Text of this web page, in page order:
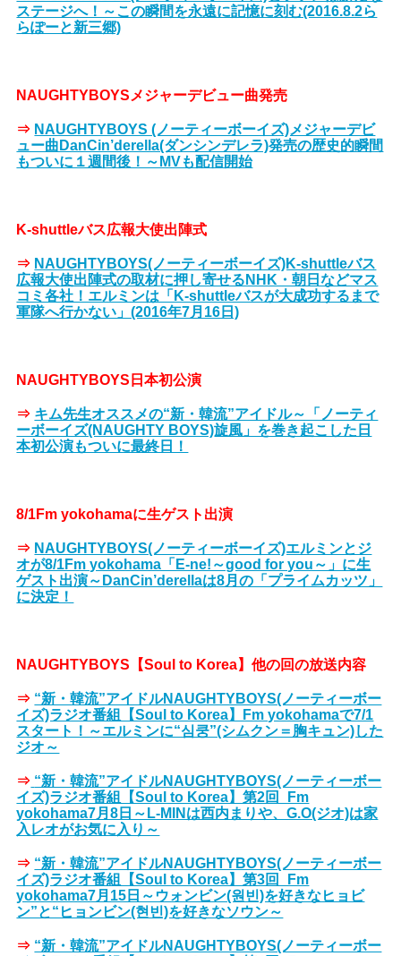
ステージへ！～この瞬間を永遠に記憶に刻む(2016.8.2ら
らぽーと新三郷)
NAUGHTYBOYSメジャーデビュー曲発売
⇒ NAUGHTYBOYS (ノーティーボーイズ)メジャーデビ
ュー曲DanCin’derella(ダンシンデレラ)発売の歴史的瞬間
もついに１週間後！～MVも配信開始
K-shuttleバス広報大使出陣式
⇒ NAUGHTYBOYS(ノーティーボーイズ)K-shuttleバス
広報大使出陣式の取材に押し寄せるNHK・朝日などマス
コミ各社！エルミンは「K-shuttleバスが大成功するまで
軍隊へ行かない」(2016年7月16日)
NAUGHTYBOYS日本初公演
⇒ キム先生オススメの“新・韓流”アイドル～「ノーティ
ーボーイズ(NAUGHTY BOYS)旋風」を巻き起こした日
本初公演もついに最終日！
8/1Fm yokohamaに生ゲスト出演
⇒ NAUGHTYBOYS(ノーティーボーイズ)エルミンとジ
オが8/1Fm yokohama「E-ne!～good for you～」に生
ゲスト出演～DanCin’derellaは8月の「プライムカッツ」
に決定！
NAUGHTYBOYS【Soul to Korea】他の回の放送内容
⇒ “新・韓流”アイドルNAUGHTYBOYS(ノーティーボー
イズ)ラジオ番組【Soul to Korea】Fm yokohamaで7/1
スタート！～エルミンに“심쿵”(シムクン＝胸キュン)した
ジオ～
⇒ “新・韓流”アイドルNAUGHTYBOYS(ノーティーボー
イズ)ラジオ番組【Soul to Korea】第2回_Fm
yokohama7月8日～L-MINは西内まりや、G.O(ジオ)は家
入レオがお気に入り～
⇒ “新・韓流”アイドルNAUGHTYBOYS(ノーティーボー
イズ)ラジオ番組【Soul to Korea】第3回_Fm
yokohama7月15日～ウォンビン(원빈)を好きなヒョビ
ン”と“ヒョンビン(현빈)を好きなソウン～
⇒ “新・韓流”アイドルNAUGHTYBOYS(ノーティーボー